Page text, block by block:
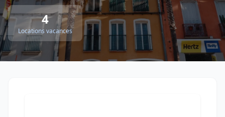
4
Locations vacances